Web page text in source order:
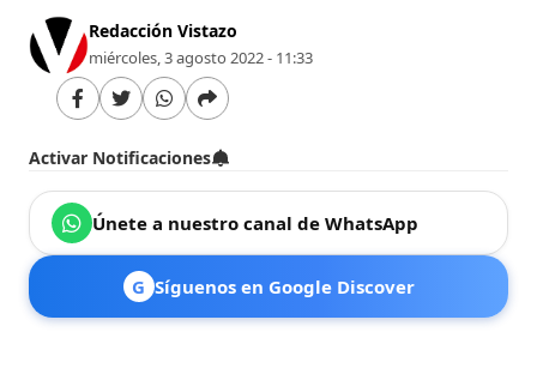
Redacción Vistazo
miércoles, 3 agosto 2022 - 11:33
Activar Notificaciones
Únete a nuestro canal de WhatsApp
G Síguenos en Google Discover